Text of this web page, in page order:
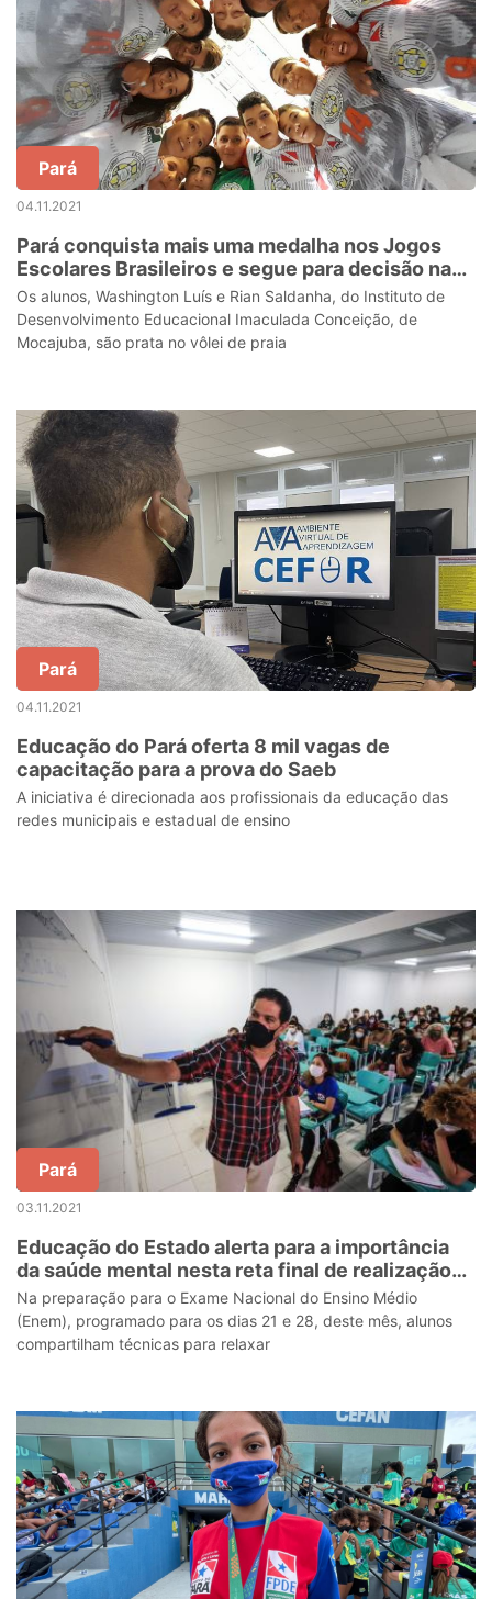
Pará
04.11.2021
Pará conquista mais uma medalha nos Jogos
Escolares Brasileiros e segue para decisão nas
modalidades coletivas
Os alunos, Washington Luís e Rian Saldanha, do Instituto de
Desenvolvimento Educacional Imaculada Conceição, de
Mocajuba, são prata no vôlei de praia
Pará
04.11.2021
Educação do Pará oferta 8 mil vagas de
capacitação para a prova do Saeb
A iniciativa é direcionada aos profissionais da educação das
redes municipais e estadual de ensino
Pará
03.11.2021
Educação do Estado alerta para a importância
da saúde mental nesta reta final de realização
do Enem
Na preparação para o Exame Nacional do Ensino Médio
(Enem), programado para os dias 21 e 28, deste mês, alunos
compartilham técnicas para relaxar